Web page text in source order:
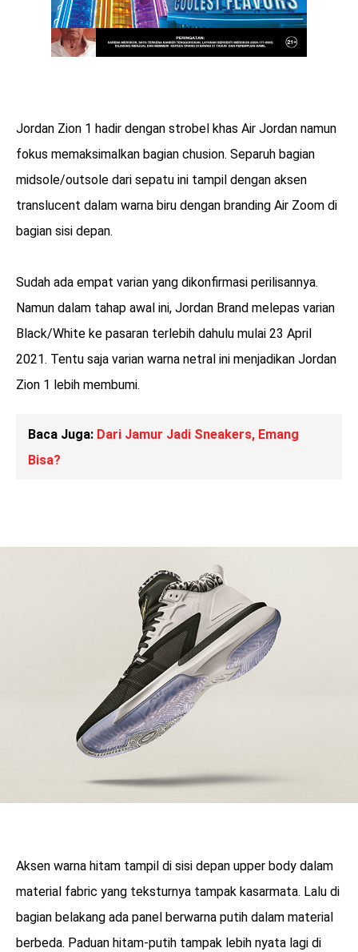
Jordan Zion 1 hadir dengan strobel khas Air Jordan namun
fokus memaksimalkan bagian chusion. Separuh bagian
midsole/outsole dari sepatu ini tampil dengan aksen
translucent dalam warna biru dengan branding Air Zoom di
bagian sisi depan.
Sudah ada empat varian yang dikonfirmasi perilisannya.
Namun dalam tahap awal ini, Jordan Brand melepas varian
Black/White ke pasaran terlebih dahulu mulai 23 April
2021. Tentu saja varian warna netral ini menjadikan Jordan
Zion 1 lebih membumi.
Baca Juga: Dari Jamur Jadi Sneakers, Emang
Bisa?
Aksen warna hitam tampil di sisi depan upper body dalam
material fabric yang teksturnya tampak kasarmata. Lalu di
bagian belakang ada panel berwarna putih dalam material
berbeda. Paduan hitam-putih tampak lebih nyata lagi di